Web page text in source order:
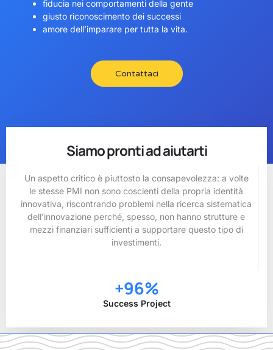
fiducia nei comportamenti della gente
giusto riconoscimento dei successi
amore dell’imparare per tutta la vita.
Contattaci
Siamo pronti ad aiutarti
Un aspetto critico è piuttosto la consapevolezza: a volte
le stesse PMI non sono coscienti della propria identità
innovativa, riscontrando problemi nella ricerca sistematica
dell’innovazione perché, spesso, non hanno strutture e
mezzi finanziari sufficienti a supportare questo tipo di
investimenti.
Success Project
+96%